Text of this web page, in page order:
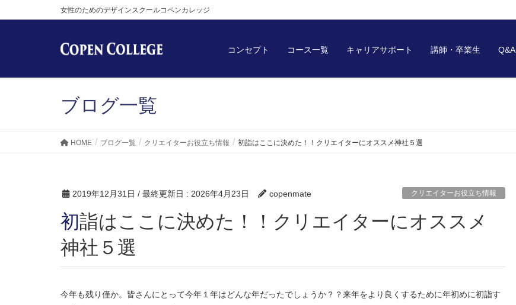
女性のためのデザインスクールコペンカレッジ
コンセプト コース一覧 キャリアサポート 講師・卒業生 Q&A
ブログ一覧
HOME ブログ一覧 クリエイターお役立ち情報 初詣はここに決めた！！クリエイターにオススメ神社５選
2019年12月31日 / 最終更新日 : 2026年4月23日 copenmate クリエイターお役立ち情報
初詣はここに決めた！！クリエイターにオススメ
神社５選
今年も残り僅か。皆さんにとって今年１年はどんな年だったでしょうか？？来年をより良くするために年初めに初詣す